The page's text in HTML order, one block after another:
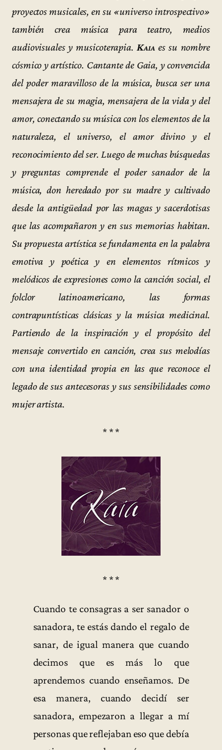
proyectos musicales, en su «universo introspectivo»
también crea música para teatro, medios
audiovisuales y musicoterapia.Kaia es su nombre
cósmico y artístico. Cantante de Gaia, y convencida
del poder maravilloso de la música, busca ser una
mensajera de su magia, mensajera de la vida y del
amor, conectando su música con los elementos de la
naturaleza, el universo, el amor divino y el
reconocimiento del ser. Luego de muchas búsquedas
y preguntas comprende el poder sanador de la
música, don heredado por su madre y cultivado
desde la antigüedad por las magas y sacerdotisas
que las acompañaron y en sus memorias habitan.
Su propuesta artística se fundamenta en la palabra
emotiva y poética y en elementos rítmicos y
melódicos de expresiones como la canción social, el
folclor latinoamericano, las formas
contrapuntísticas clásicas y la música medicinal.
Partiendo de la inspiración y el propósito del
mensaje convertido en canción, crea sus melodías
con una identidad propia en las que reconoce el
legado de sus antecesoras y sus sensibilidades como
mujer artista.
* * *
* * *
Cuando te consagras a ser sanador o
sanadora, te estás dando el regalo de
sanar, de igual manera que cuando
decimos que es más lo que
aprendemos cuando enseñamos. De
esa manera, cuando decidí ser
sanadora, empezaron a llegar a mí
personas que reflejaban eso que debía